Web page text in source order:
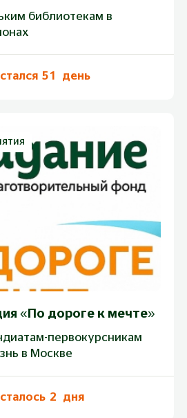
библиотекам в
51 день
«По дороге к мечте»
первокурсникам
в Москве
2 дня